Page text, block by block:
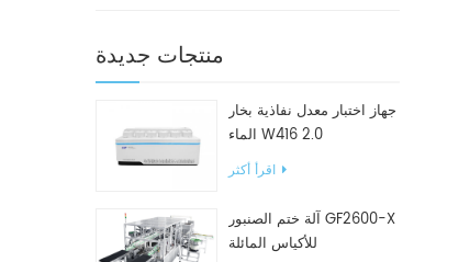
منتجات جديدة
جهاز اختبار معدل نفاذية بخار
الماء W416 2.0
اقرأ أكثر
آلة ختم الصنبور GF2600-X
للأكياس المائلة